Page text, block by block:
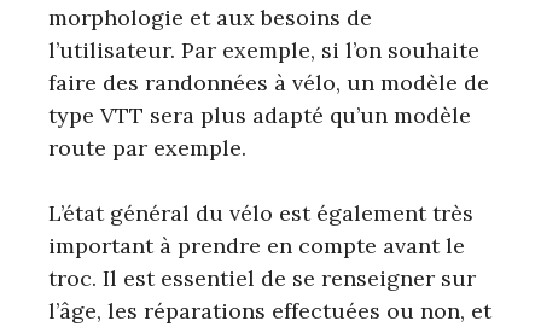
morphologie et aux besoins de
l’utilisateur. Par exemple, si l’on souhaite
faire des randonnées à vélo, un modèle de
type VTT sera plus adapté qu’un modèle
route par exemple.
L’état général du vélo est également très
important à prendre en compte avant le
troc. Il est essentiel de se renseigner sur
l’âge, les réparations effectuées ou non, et